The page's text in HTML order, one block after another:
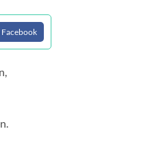
Facebook